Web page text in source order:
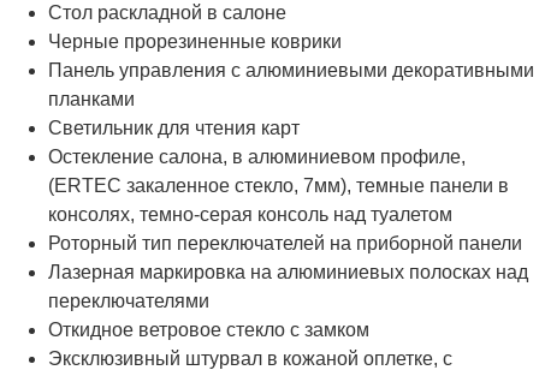
Стол раскладной в салоне
Черные прорезиненные коврики
Панель управления с алюминиевыми декоративными
планками
Светильник для чтения карт
Остекление салона, в алюминиевом профиле,
(ERTEC закаленное стекло, 7мм), темные панели в
консолях, темно-серая консоль над туалетом
Роторный тип переключателей на приборной панели
Лазерная маркировка на алюминиевых полосках над
переключателями
Откидное ветровое стекло с замком
Эксклюзивный штурвал в кожаной оплетке, с